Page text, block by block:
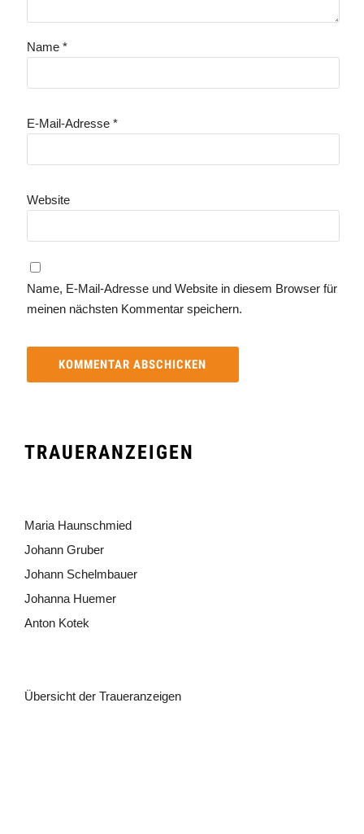
Name *
E-Mail-Adresse *
Website
Name, E-Mail-Adresse und Website in diesem Browser für
meinen nächsten Kommentar speichern.
TRAUERANZEIGEN
Maria Haunschmied
Johann Gruber
Johann Schelmbauer
Johanna Huemer
Anton Kotek
Übersicht der Traueranzeigen